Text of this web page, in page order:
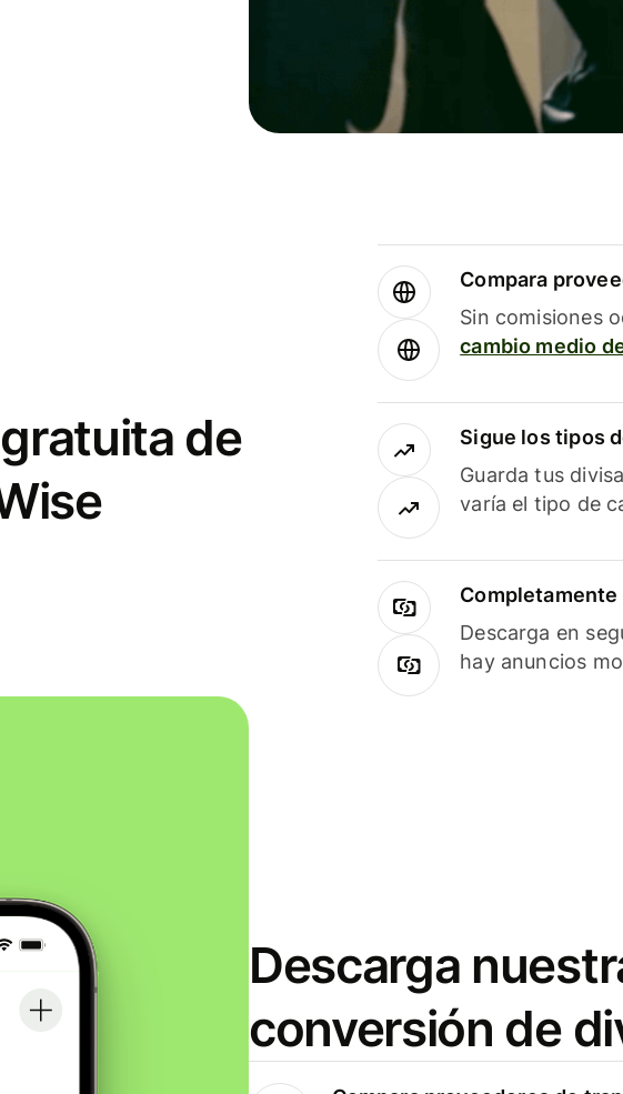
de
Compara
Sin comisiones
cambio medio
Sigue los tipos
Guarda tus
varía el tipo de
Descarga en
hay anuncios
Descarga
conversión de